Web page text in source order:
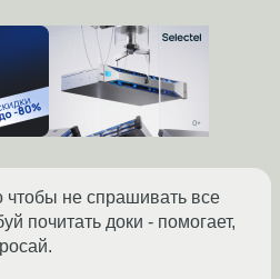
чтобы не спрашивать все
почитать доки - помогает,